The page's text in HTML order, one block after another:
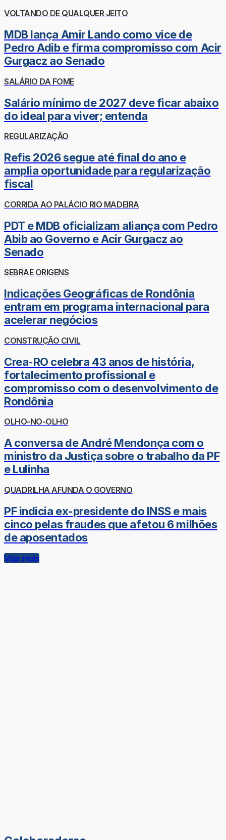
VOLTANDO DE QUALQUER JEITO
MDB lança Amir Lando como vice de
Pedro Adib e firma compromisso com Acir
Gurgacz ao Senado
SALÁRIO DA FOME
Salário mínimo de 2027 deve ficar abaixo
do ideal para viver; entenda
REGULARIZAÇÃO
Refis 2026 segue até final do ano e
amplia oportunidade para regularização
fiscal
CORRIDA AO PALÁCIO RIO MADEIRA
PDT e MDB oficializam aliança com Pedro
Abib ao Governo e Acir Gurgacz ao
Senado
SEBRAE ORIGENS
Indicações Geográficas de Rondônia
entram em programa internacional para
acelerar negócios
CONSTRUÇÃO CIVIL
Crea-RO celebra 43 anos de história,
fortalecimento profissional e
compromisso com o desenvolvimento de
Rondônia
OLHO-NO-OLHO
A conversa de André Mendonça com o
ministro da Justiça sobre o trabalho da PF
e Lulinha
QUADRILHA AFUNDA O GOVERNO
PF indicia ex-presidente do INSS e mais
cinco pelas fraudes que afetou 6 milhões
de aposentados
Veja mais